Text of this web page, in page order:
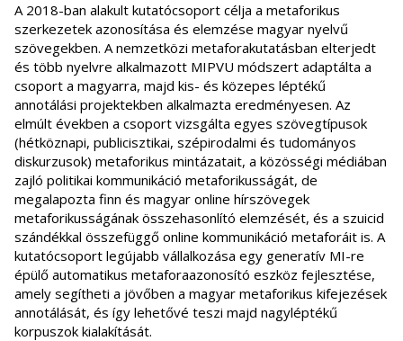
A 2018-ban alakult kutatócsoport célja a metaforikus
szerkezetek azonosítása és elemzése magyar nyelvű
szövegekben. A nemzetközi metaforakutatásban elterjedt
és több nyelvre alkalmazott MIPVU módszert adaptálta a
csoport a magyarra, majd kis- és közepes léptékű
annotálási projektekben alkalmazta eredményesen. Az
elmúlt években a csoport vizsgálta egyes szövegtípusok
(hétköznapi, publicisztikai, szépirodalmi és tudományos
diskurzusok) metaforikus mintázatait, a közösségi médiában
zajló politikai kommunikáció metaforikusságát, de
megalapozta finn és magyar online hírszövegek
metaforikusságának összehasonlító elemzését, és a szuicid
szándékkal összefüggő online kommunikáció metaforáit is. A
kutatócsoport legújabb vállalkozása egy generatív MI-re
épülő automatikus metaforaazonosító eszköz fejlesztése,
amely segítheti a jövőben a magyar metaforikus kifejezések
annotálását, és így lehetővé teszi majd nagyléptékű
korpuszok kialakítását.